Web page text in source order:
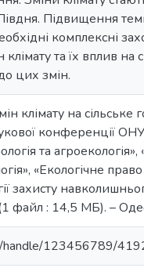
Підвищення
комплексні
клімату та їх вплив
цих змін.
клімату на
конференції
та
«Екологічне
захисту
файл : 14,5 МБ). –
handle/123456789/